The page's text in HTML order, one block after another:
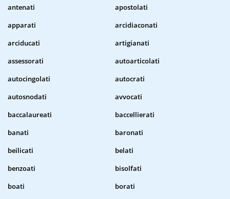
antenati
apostolati
apparati
arcidiaconati
arciducati
artigianati
assessorati
autoarticolati
autocingolati
autocrati
autosnodati
avvocati
baccalaureati
baccellierati
banati
baronati
beilicati
belati
benzoati
bisolfati
boati
borati